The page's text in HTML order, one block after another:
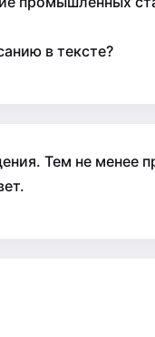
в тексте?
Тем не менее